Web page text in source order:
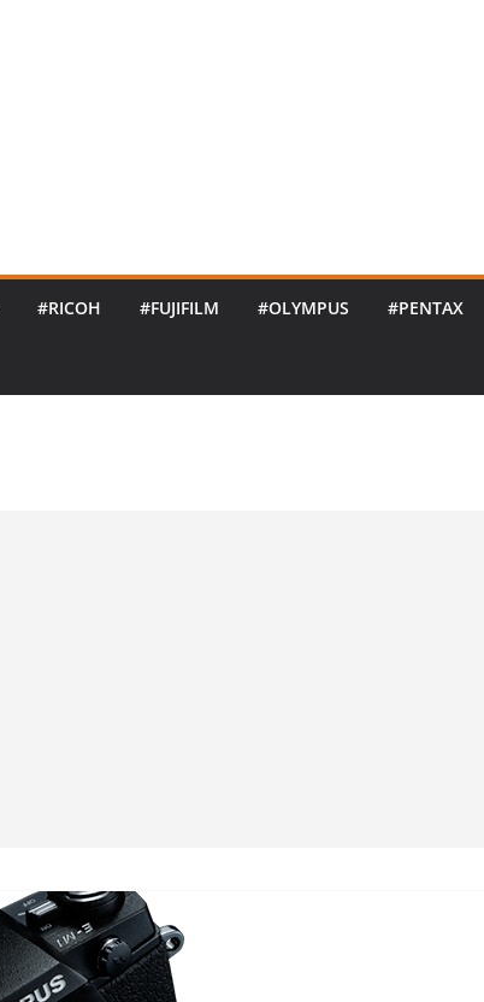
#RICOH #FUJIFILM #OLYMPUS #PENTAX